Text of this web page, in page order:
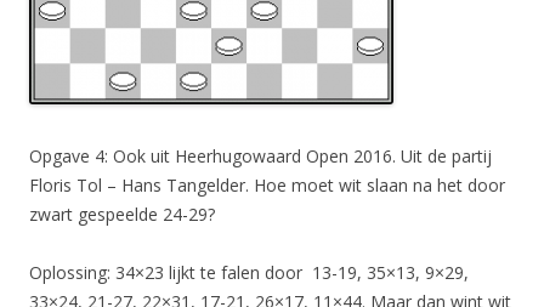
Opgave 4: Ook uit Heerhugowaard Open 2016. Uit de partij
Floris Tol – Hans Tangelder. Hoe moet wit slaan na het door
zwart gespeelde 24-29?
Oplossing: 34×23 lijkt te falen door 13-19, 35×13, 9×29,
33×24, 21-27, 22×31, 17-21, 26×17, 11×44. Maar dan wint wit